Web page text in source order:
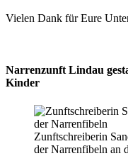
Vielen Dank für Eure
Narrenzunft Lindau
Kinder
Zunftschreiberin
der Narrenfibeln an